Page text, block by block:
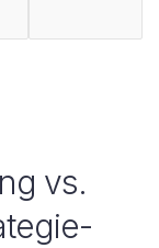
vs.